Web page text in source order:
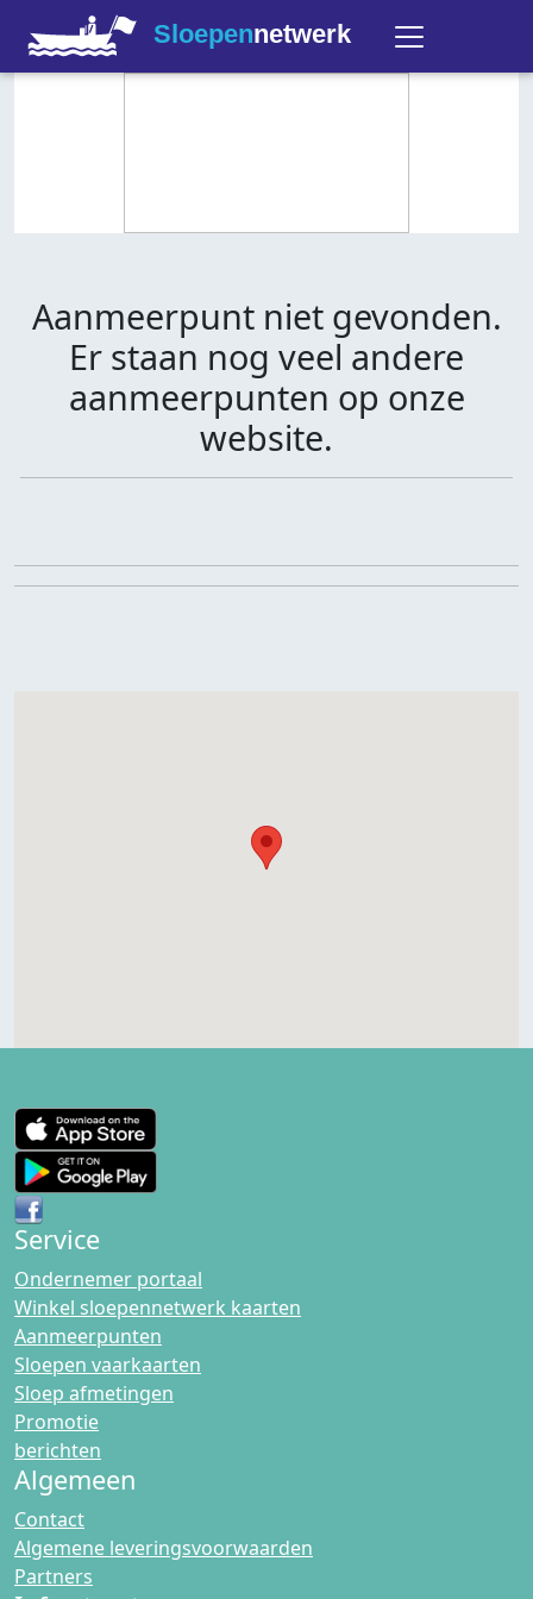
Sloepennetwerk
Aanmeerpunt niet gevonden.
Er staan nog veel andere
aanmeerpunten op onze
website.
Service
Ondernemer portaal
Winkel sloepennetwerk kaarten
Aanmeerpunten
Sloepen vaarkaarten
Sloep afmetingen
Promotie
berichten
Algemeen
Contact
Algemene leveringsvoorwaarden
Partners